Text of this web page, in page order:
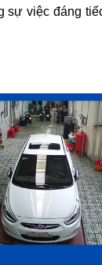
việc đáng